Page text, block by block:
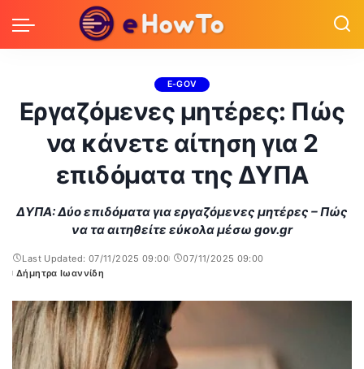
E-GOV
Εργαζόμενες μητέρες: Πώς
να κάνετε αίτηση για 2
επιδόματα της ΔΥΠΑ
ΔΥΠΑ: Δύο επιδόματα για εργαζόμενες μητέρες – Πώς
να τα αιτηθείτε εύκολα μέσω gov.gr
Last Updated: 07/11/2025 09:00
07/11/2025 09:00
Posted
Δήμητρα Ιωαννίδη